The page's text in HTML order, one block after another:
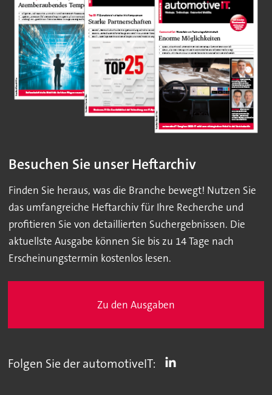
Besuchen Sie unser Heftarchiv
Finden Sie heraus, was die Branche bewegt! Nutzen Sie
das umfangreiche Heftarchiv für Ihre Recherche und
profitieren Sie von detaillierten Suchergebnissen. Die
aktuellste Ausgabe können Sie bis zu 14 Tage nach
Erscheinungstermin kostenlos lesen.
Zu den Ausgaben
Folgen Sie der automotiveIT: